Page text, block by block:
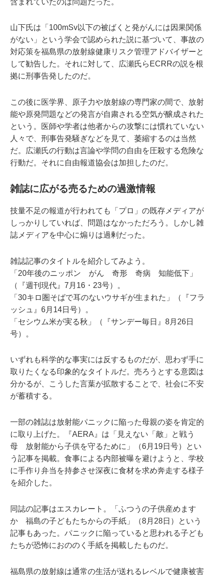
山下氏は「100mSv以下の被ばくと発がんには因果関係
がない」という学会で認められた説に基づいて、事故の
対応策を福島県の放射線健康リスク管理アドバイザーと
して勧告した。それに対して、広瀬氏らECRRの説を根
拠に刑事告発したのだ。
この後に医学界、原子力や放射線の専門家の間で、放射
能や原発問題などの発言が自粛される空気が醸成された
という。医師や学者は他者からの攻撃には慣れていない
人々で、刑事告発騒ぎなどを見て、萎縮するのは当然
だ。広瀬氏の行動は言論や学問の自由を圧殺する危険な
行動だ。それに自由報道協会は加担したのだ。
雑誌に広がる売るための過激情報
技量不足の報道が行われても「プロ」の既存メディアが
しっかりしていれば、問題はなかっただろう。しかし雑
誌メディアを中心に煽りは過剰だった。
雑誌記事のタイトルを紹介してみよう。
「20年後のニッポン がん 奇形 奇病 知能低下」
（『週刊現代』7月16・23号）。
「30キロ圏そばで耳のないウサギが生まれた」（『フラ
ッシュ』6月14日号）。
「セシウム米が実る秋」（『サンデー毎日』8月26日
号）。
いずれも科学的な事実には反するものだが、思わず手に
取りたくなる印象的なタイトルだ。売ろうとする意図は
分かるが、こうした言葉が拡散することで、社会に不安
が蓄積する。
一部の雑誌は放射能パニックに陥った母親の姿を肯定的
に取り上げた。『AERA』は「見えない「敵」と戦う
母 放射能から子供を守るために」（6月19日号）とい
う記事を掲載。食事による内部被曝を避けようと、学校
に手作り弁当を持参させ深夜に食材を求め奔走する様子
を紹介した。
同誌の記事はエスカレート。「ふつうの子供産めます
か 福島の子どもたちからの手紙」（8月28日）という
記事もあった。パニックに陥っていると思われる子ども
たちが恐怖におののく手紙を掲載したものだ。
福島県の放射線は通常の生活が送れるレベルで健康被害